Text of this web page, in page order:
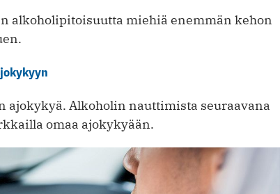
alkoholipitoisuutta miehiä enemmän kehon
ajokykyä. Alkoholin nauttimista seuraavana
omaa ajokykyään.